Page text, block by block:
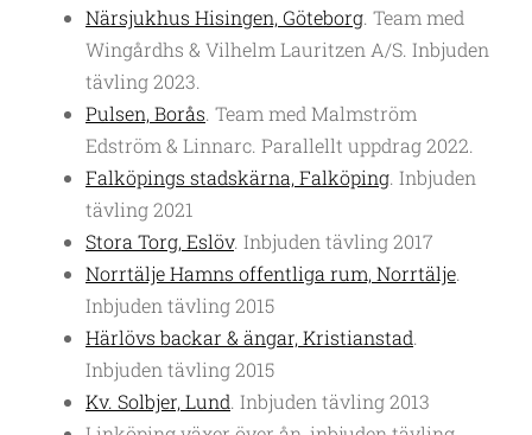
Närsjukhus Hisingen, Göteborg. Team med
Wingårdhs & Vilhelm Lauritzen A/S. Inbjuden
tävling 2023.
Pulsen, Borås. Team med Malmström
Edström & Linnarc. Parallellt uppdrag 2022.
Falköpings stadskärna, Falköping. Inbjuden
tävling 2021
Stora Torg, Eslöv. Inbjuden tävling 2017
Norrtälje Hamns offentliga rum, Norrtälje.
Inbjuden tävling 2015
Härlövs backar & ängar, Kristianstad.
Inbjuden tävling 2015
Kv. Solbjer, Lund. Inbjuden tävling 2013